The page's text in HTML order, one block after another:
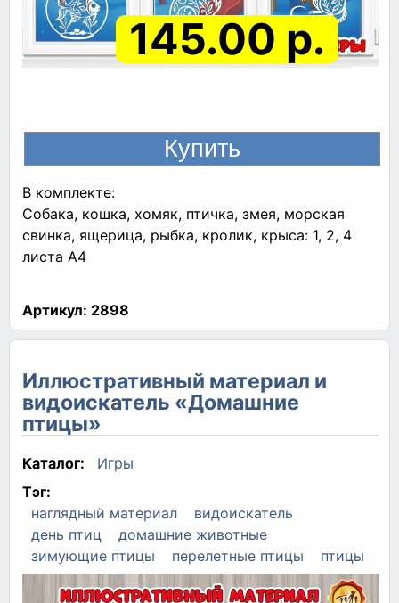
145.00 р.
В комплекте:
Собака, кошка, хомяк, птичка, змея, морская
свинка, ящерица, рыбка, кролик, крыса: 1, 2, 4
листа A4
Артикул: 2898
Иллюстративный материал и
видоискатель «Домашние
птицы»
Каталог:
Игры
Тэг:
наглядный материал
видоискатель
день птиц
домашние животные
зимующие птицы
перелетные птицы птицы